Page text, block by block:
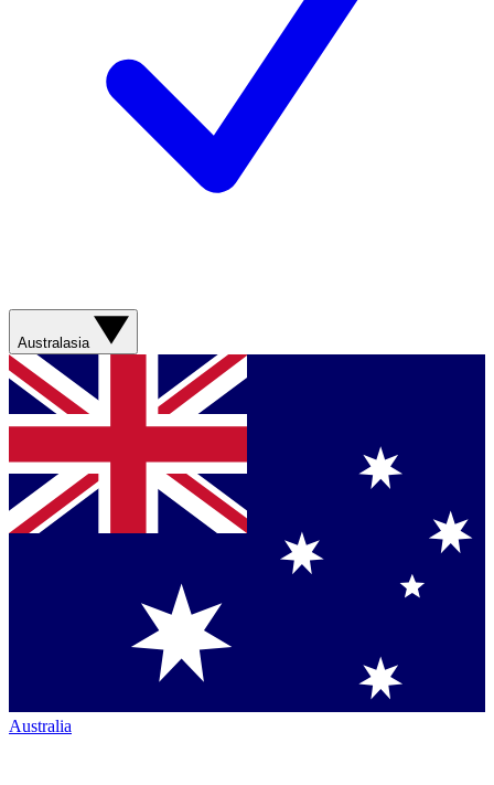
Australasia
Australia